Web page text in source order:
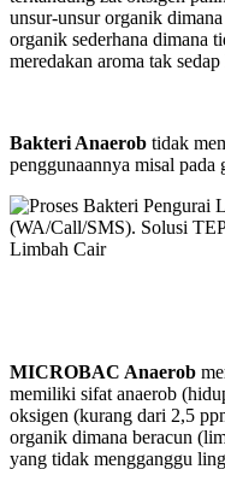
unsur-unsur organik
organik sederhana dimana
meredakan aroma tak
Bakteri Anaerob tidak
penggunaannya misal pada
MICROBAC Anaerob
memiliki sifat anaerob
oksigen (kurang dari 2,5
organik dimana beracun
yang tidak mengganggu